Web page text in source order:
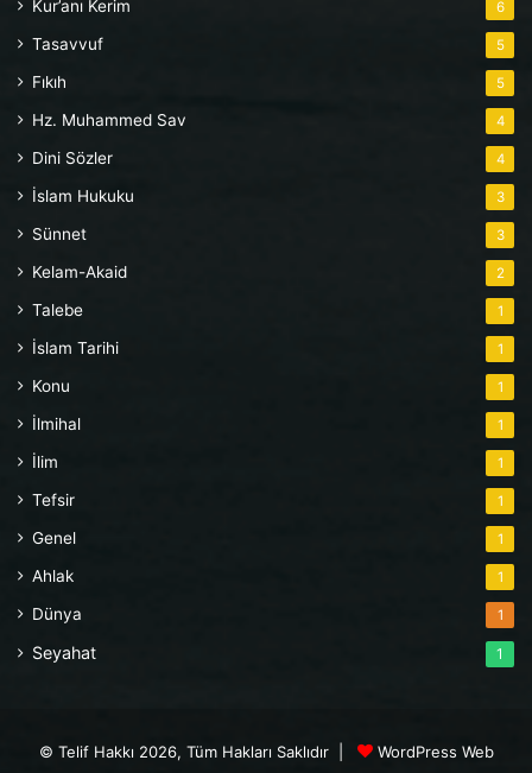
Kur’anı Kerim 6
Tasavvuf 5
Fıkıh 5
Hz. Muhammed Sav 4
Dini Sözler 4
İslam Hukuku 3
Sünnet 3
Kelam-Akaid 2
Talebe 1
İslam Tarihi 1
Konu 1
İlmihal 1
İlim 1
Tefsir 1
Genel 1
Ahlak 1
Dünya 1
Seyahat 1
© Telif Hakkı 2026, Tüm Hakları Saklıdır | WordPress Web